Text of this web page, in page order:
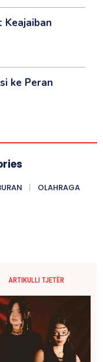
ke Peran
OLAHRAGA
ARTIKULLI TJETËR